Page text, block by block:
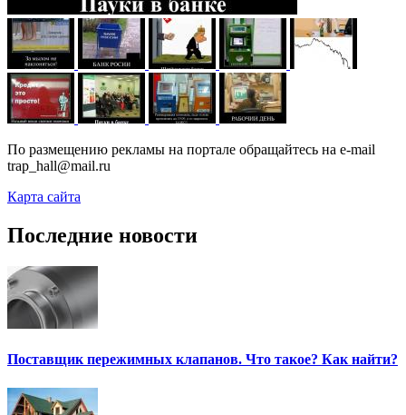
По размещению рекламы на портале обращайтесь на e-mail
trap_hall@mail.ru
Карта сайта
Последние новости
Поставщик пережимных клапанов. Что такое? Как найти?